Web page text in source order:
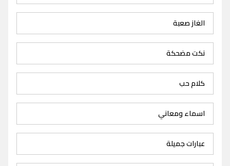
الغاز صعبة
نكت مضحكة
كلام حب
اسماء ومعاني
عبارات جميلة